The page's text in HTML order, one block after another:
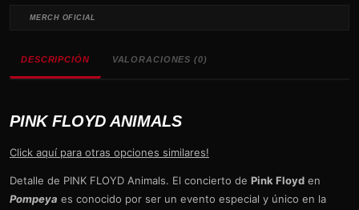
MERCH OFICIAL
DESCRIPCIÓN VALORACIONES (0)
PINK FLOYD ANIMALS
Click aquí para otras opciones similares!
Detalle de PINK FLOYD Animals. El concierto de Pink Floyd en
Pompeya es conocido por ser un evento especial y único en la